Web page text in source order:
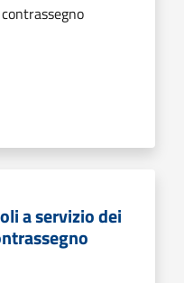
a servizio dei